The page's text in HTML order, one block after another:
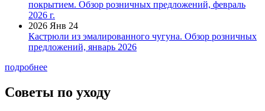
покрытием. Обзор розничных предложений, февраль
2026 г.
2026 Янв 24
Кастрюли из эмалированного чугуна. Обзор розничных
предложений, январь 2026
подробнее
Советы по уходу